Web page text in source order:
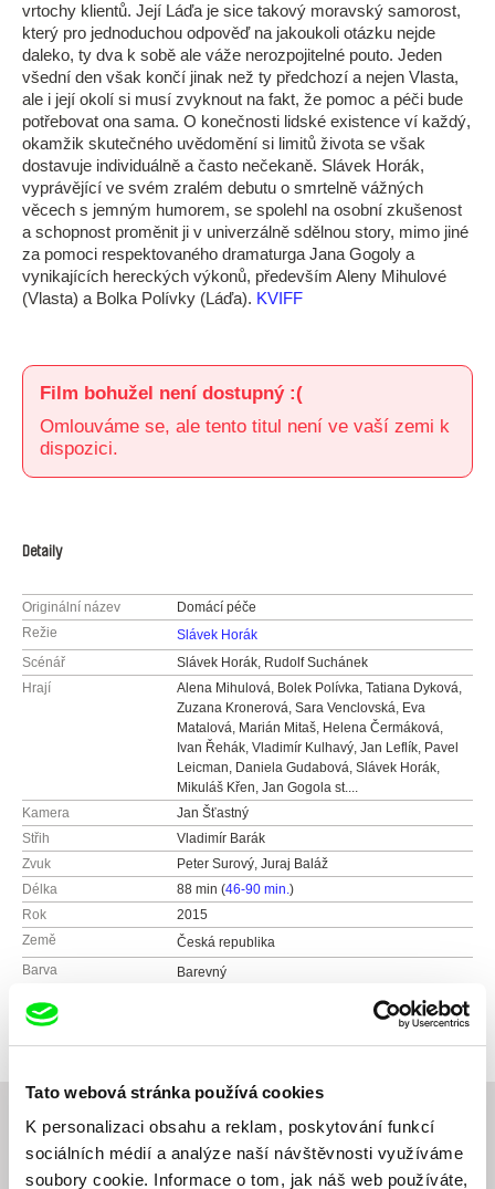
Tato webová stránka používá cookies
K personalizaci obsahu a reklam, poskytování funkcí
sociálních médií a analýze naší návštěvnosti využíváme
soubory cookie. Informace o tom, jak náš web používáte,
vrtochy klientů. Její Láďa je sice takový moravský samorost,
který pro jednoduchou odpověď na jakoukoli otázku nejde
daleko, ty dva k sobě ale váže nerozpojitelné pouto. Jeden
všední den však končí jinak než ty předchozí a nejen Vlasta,
ale i její okolí si musí zvyknout na fakt, že pomoc a péči bude
potřebovat ona sama. O konečnosti lidské existence ví každý,
okamžik skutečného uvědomění si limitů života se však
dostavuje individuálně a často nečekaně. Slávek Horák,
vyprávějící ve svém zralém debutu o smrtelně vážných
věcech s jemným humorem, se spolehl na osobní zkušenost
a schopnost proměnit ji v univerzálně sdělnou story, mimo jiné
za pomoci respektovaného dramaturga Jana Gogoly a
vynikajících hereckých výkonů, především Aleny Mihulové
(Vlasta) a Bolka Polívky (Láďa). KVIFF
Film bohužel není dostupný :(
Omlouváme se, ale tento titul není ve vaší zemi k
dispozici.
Detaily
Originální název
Domácí péče
Režie
Slávek Horák
Scénář
Slávek Horák, Rudolf Suchánek
Hrají
Alena Mihulová, Bolek Polívka, Tatiana Dyková,
Zuzana Kronerová, Sara Venclovská, Eva
Matalová, Marián Mitaš, Helena Čermáková,
Ivan Řehák, Vladimír Kulhavý, Jan Leflík, Pavel
Leicman, Daniela Gudabová, Slávek Horák,
Mikuláš Křen, Jan Gogola st....
Kamera
Jan Šťastný
Střih
Vladimír Barák
Zvuk
Peter Surový, Juraj Baláž
Délka
88 min (46-90 min.)
Rok
2015
Země
Česká republika
Barva
Barevný
Distribuce
Související filmy (20)